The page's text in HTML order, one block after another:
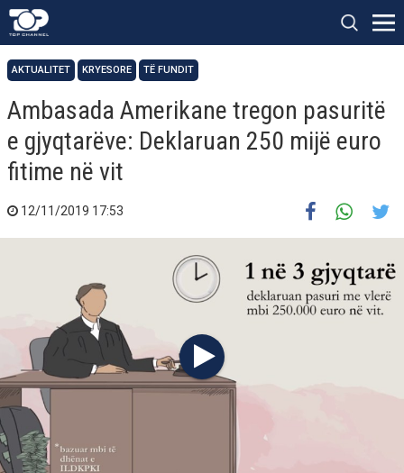
AKTUALITET KRYESORE TË FUNDIT
Ambasada Amerikane tregon pasuritë
e gjyqtarëve: Deklaruan 250 mijë euro
fitime në vit
12/11/2019 17:53